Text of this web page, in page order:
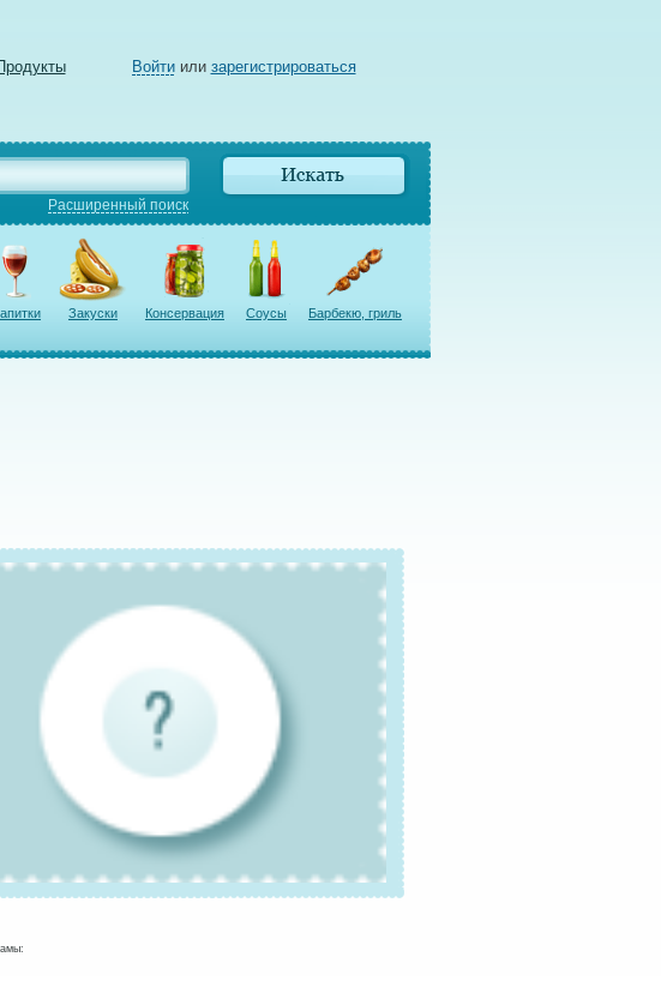
Войтиили зарегистрироваться
Расширенный поиск
Закуски Консервация Соусы Барбекю, гриль